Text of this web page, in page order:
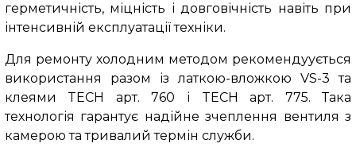
герметичність, міцність і довговічність навіть при
інтенсивній експлуатації техніки.
Для ремонту холодним методом рекомендуується
використання разом із латкою-вложкою VS-3 та
клеями TECH арт. 760 і TECH арт. 775. Така
технологія гарантує надійне зчеплення вентиля з
камерою та тривалий термін служби.